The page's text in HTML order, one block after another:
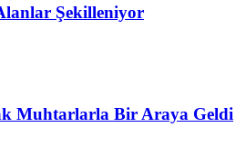
Şekilleniyor
Muhtarlarla Bir Araya Geldi